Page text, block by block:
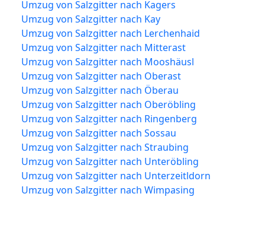
Umzug von Salzgitter nach Kagers
Umzug von Salzgitter nach Kay
Umzug von Salzgitter nach Lerchenhaid
Umzug von Salzgitter nach Mitterast
Umzug von Salzgitter nach Mooshäusl
Umzug von Salzgitter nach Oberast
Umzug von Salzgitter nach Öberau
Umzug von Salzgitter nach Oberöbling
Umzug von Salzgitter nach Ringenberg
Umzug von Salzgitter nach Sossau
Umzug von Salzgitter nach Straubing
Umzug von Salzgitter nach Unteröbling
Umzug von Salzgitter nach Unterzeitldorn
Umzug von Salzgitter nach Wimpasing